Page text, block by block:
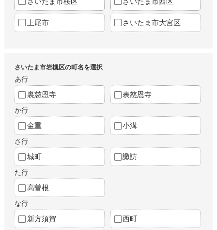
上尾市 さいたま市大宮区
さいたま市岩槻区の町名を選択
あ行
裏慈恩寺 表慈恩寺
か行
金重 小溝
さ行
城町 諏訪
た行
高曽根
な行
新方須賀 西町